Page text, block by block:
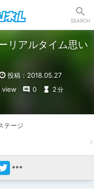
SEARCH
リアルタイム思い
投稿：2018.05.27
view 0 2 分
テージ